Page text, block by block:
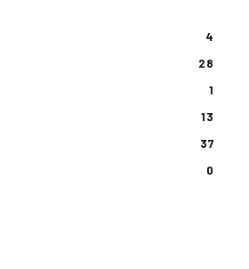
4
28
1
13
37
0